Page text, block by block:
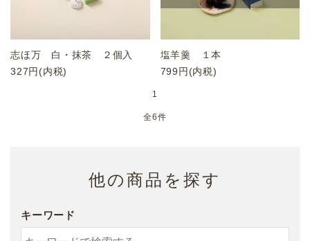
志ほ万 白・抹茶 ２個入
327円(内税)
塩羊羹 １本
799円(内税)
1
全6件
他の商品を探す
キーワード